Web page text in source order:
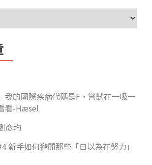
我的國際疾病代碼是F，嘗試在一吸一
看-Hæsel
彥均
新手如何避開那些「自以為在努力」